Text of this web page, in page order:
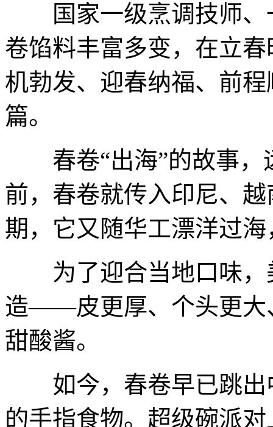
国家一级烹调技师、
卷馅料丰富多变，在立
机勃发、迎春纳福、前
篇。
春卷“出海”的故事，
前，春卷就传入印尼、
期，它又随华工漂洋过
为了迎合当地口味，
造——皮更厚、个头更大
甜酸酱。
如今，春卷早已跳出
的手指食物。超级碗派